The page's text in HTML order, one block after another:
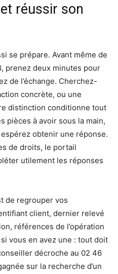
réussir son
se prépare. Avant même de
prenez deux minutes pour
de l’échange. Cherchez-
concrète, ou une
distinction conditionne tout
pièces à avoir sous la main,
obtenir une réponse.
de droits, le portail
utilement les réponses
de regrouper vos
client, dernier relevé
références de l’opération
vous en avez une : tout doit
décroche au 02 46
sur la recherche d’un